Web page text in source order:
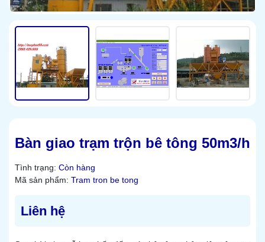
Bàn giao trạm trộn bê tông 50m3/h
Tình trạng: Còn hàng
Mã sản phẩm: Tram tron be tong
Liên hệ